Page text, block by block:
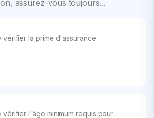
assurez-vous toujours...
vérifier la prime d'assurance.
vérifier l'âge minimum requis pour